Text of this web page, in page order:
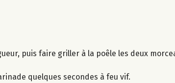
puis faire griller à la poêle les deux
quelques secondes à feu vif.